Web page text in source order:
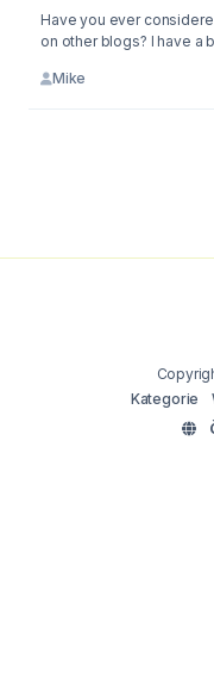
Have you ever considered
on other blogs? I have a
Mike
Kategorie